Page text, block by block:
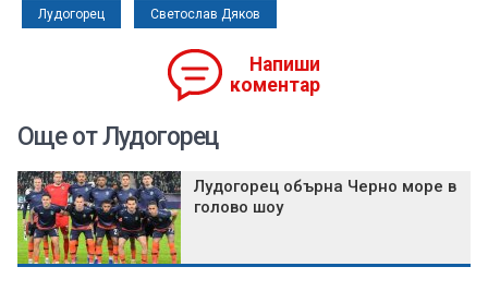
Лудогорец Светослав Дяков
Напиши
коментар
Още от Лудогорец
Лудогорец обърна Черно море в
голово шоу